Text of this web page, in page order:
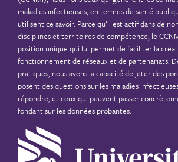
maladies infectieuses, en termes de santé
utilisent ce savoir. Parce qu’il est actif dans de
disciplines et territoires de compétence, le
position unique qui lui permet de faciliter la
fonctionnement de réseaux et de partenariats.
pratiques, nous avons la capacité de jeter des
posent des questions sur les maladies
répondre, et ceux qui peuvent passer
fondant sur les données probantes.